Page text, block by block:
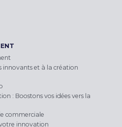
et à la création
: Boostons vos idées vers la
commerciale
innovation